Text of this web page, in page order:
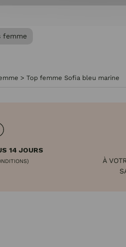
femme
> Top femme Sofia bleu marine
14 JOURS
À